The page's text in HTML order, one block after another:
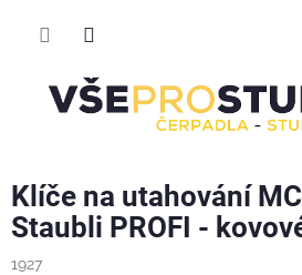
Klíče na utahování
Staubli PROFI -
1927